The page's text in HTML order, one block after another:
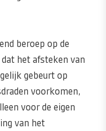
beroep op de
het afsteken van
gebeurt op
voorkomen,
voor de eigen
van het